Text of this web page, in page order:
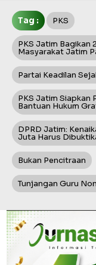
Tag : PKS
PKS Jatim Bagikan
Masyarakat Jatim
Partai Keadilan
PKS Jatim Siapkan
Bantuan Hukum
DPRD Jatim:
Juta Harus
Bukan Pencitraan
Tunjangan Guru